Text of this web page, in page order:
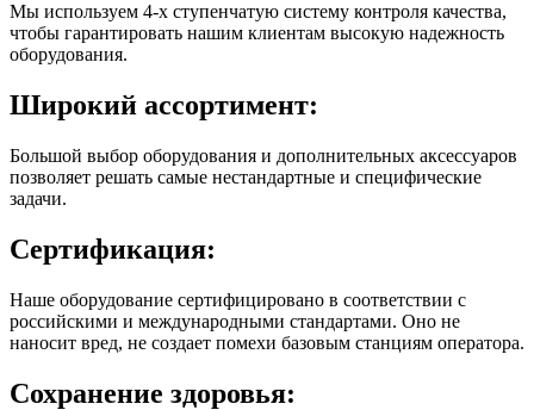
Мы используем 4-х ступенчатую систему контроля качества,
чтобы гарантировать нашим клиентам высокую надежность
оборудования.
Широкий ассортимент:
Большой выбор оборудования и дополнительных аксессуаров
позволяет решать самые нестандартные и специфические
задачи.
Сертификация:
Наше оборудование сертифицировано в соответствии с
российскими и международными стандартами. Оно не
наносит вред, не создает помехи базовым станциям оператора.
Сохранение здоровья: